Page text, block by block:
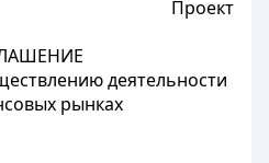
Проект
деятельности
рынках